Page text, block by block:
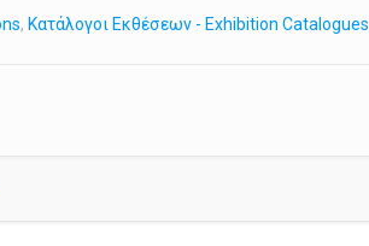
, Κατάλογοι Εκθέσεων - Exhibition Catalogues